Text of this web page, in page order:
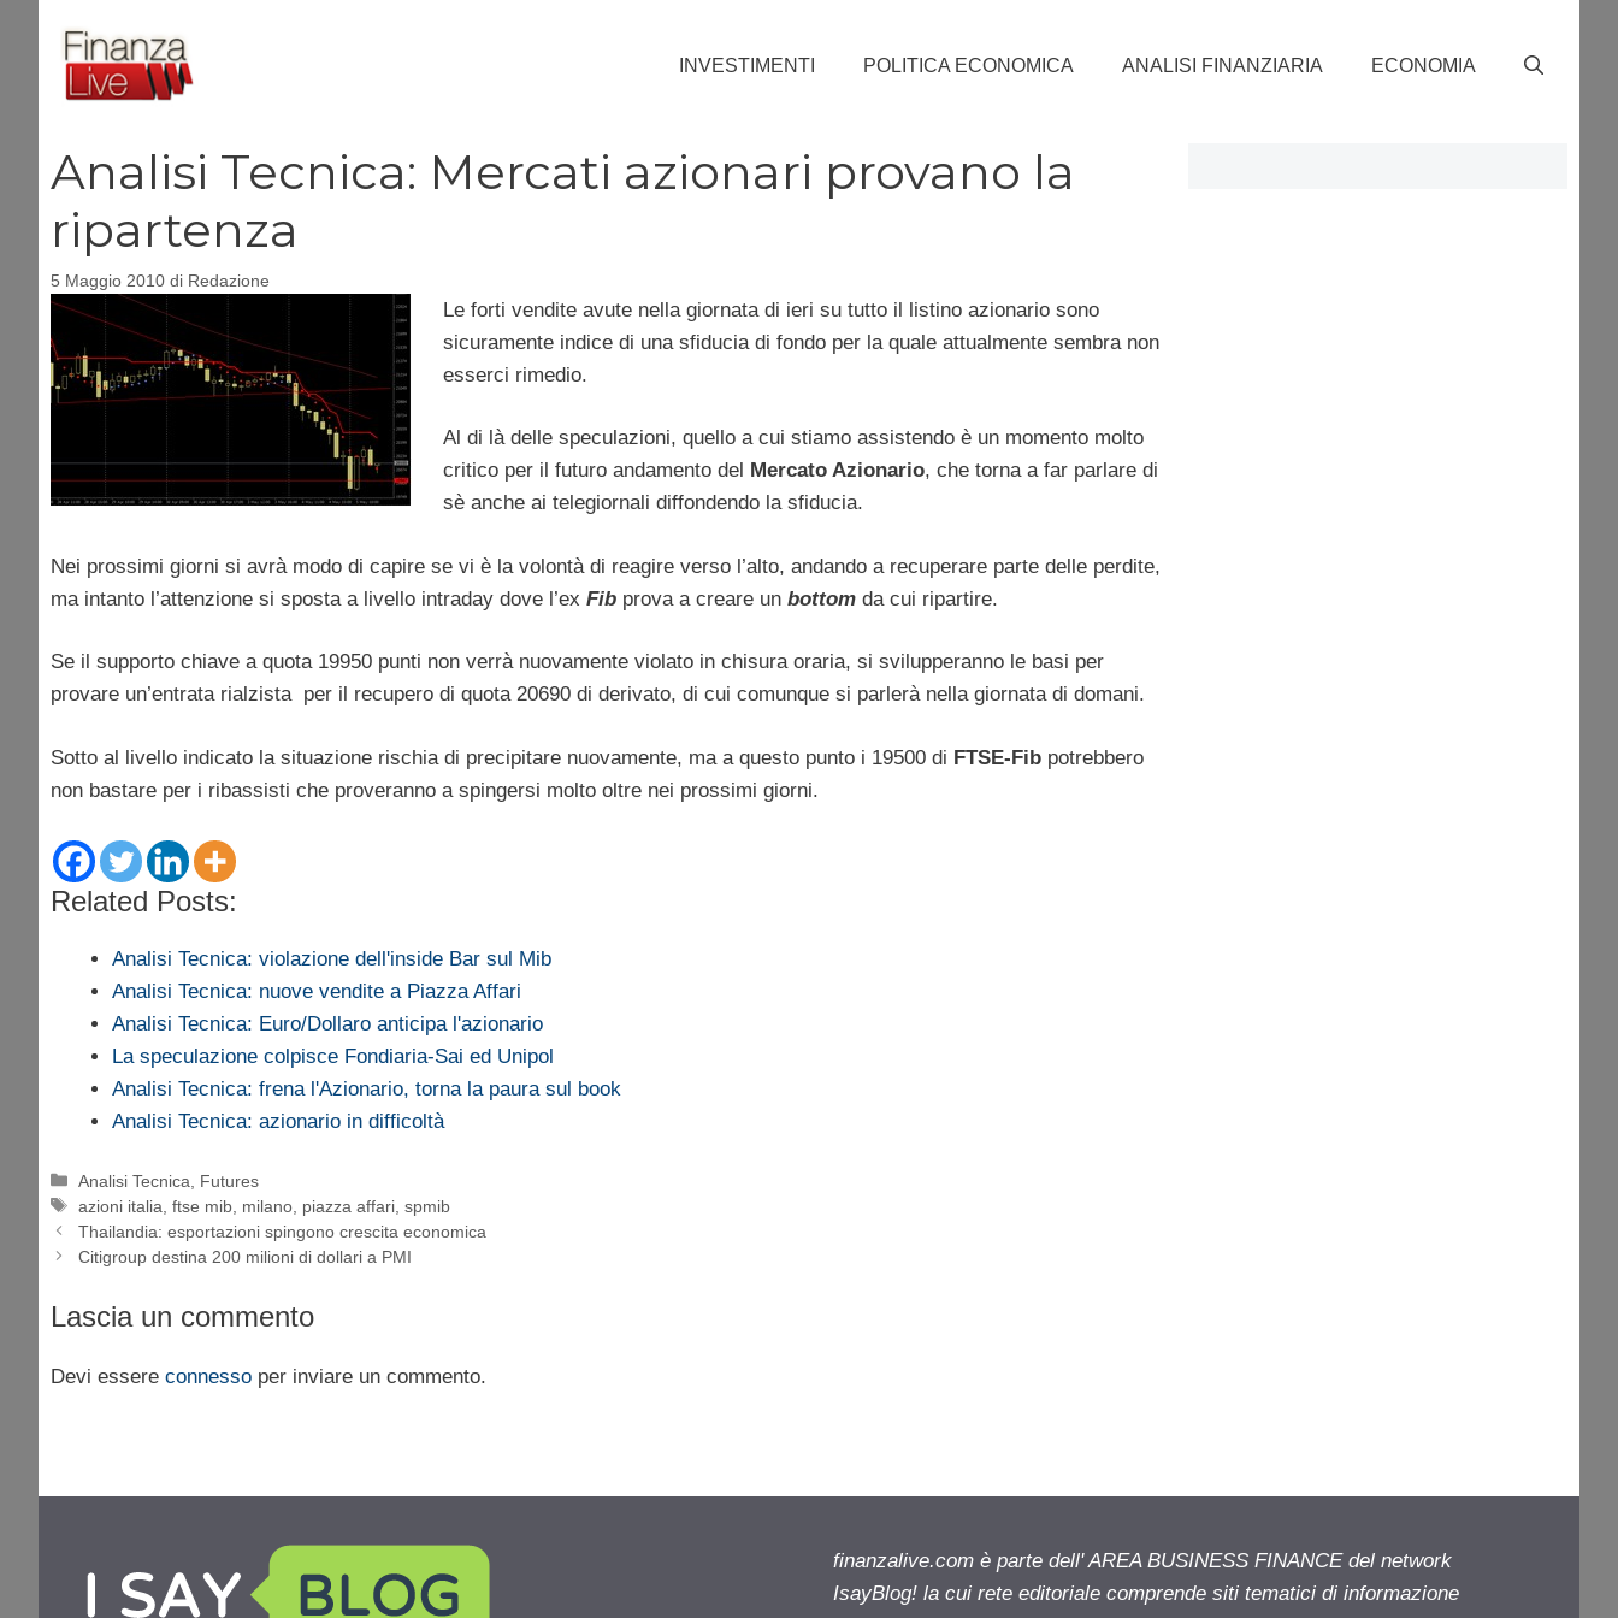
contenuto
INVESTIMENTI POLITICA ECONOMICA ANALISI FINANZIARIA ECONOMIA
Analisi Tecnica: Mercati azionari provano la
ripartenza
5 Maggio 2010 di Redazione
Le forti vendite avute nella giornata di ieri su tutto il listino azionario sono
sicuramente indice di una sfiducia di fondo per la quale attualmente sembra non
esserci rimedio.
Al di là delle speculazioni, quello a cui stiamo assistendo è un momento molto
critico per il futuro andamento del
Mercato Azionario, che torna a far parlare di
sè anche ai telegiornali diffondendo la sfiducia.
Nei prossimi giorni si avrà modo di capire se vi è la volontà di reagire verso l’alto, andando a recuperare parte delle perdite,
ma intanto l’attenzione si sposta a livello intraday dove l’ex Fib prova a creare un bottom da cui ripartire.
Se il supporto chiave a quota 19950 punti non verrà nuovamente violato in chisura oraria, si svilupperanno le basi per
provare un’entrata rialzista per il recupero di quota 20690 di derivato, di cui comunque si parlerà nella giornata di domani.
Sotto al livello indicato la situazione rischia di precipitare nuovamente, ma a questo punto i 19500 di FTSE-Fib potrebbero
non bastare per i ribassisti che proveranno a spingersi molto oltre nei prossimi giorni.
Related Posts:
Analisi Tecnica: violazione dell'inside Bar sul Mib
Analisi Tecnica: nuove vendite a Piazza Affari
Analisi Tecnica: Euro/Dollaro anticipa l'azionario
La speculazione colpisce Fondiaria-Sai ed Unipol
Analisi Tecnica: frena l'Azionario, torna la paura sul book
Analisi Tecnica: azionario in difficoltà
Categorie
Analisi Tecnica
Futures
Tag
azioni italia ,ftse mib milano piazza affari ,spmib
Thailandia: esportazioni spingono crescita economica
Citigroup destina 200 milioni di dollari a PMI
Lascia un commento
Devi essere connesso per inviare un commento.
finanzalive.com è parte dell' AREA BUSINESS FINANCE del network
IsayBlog! la cui rete editoriale comprende siti tematici di informazione